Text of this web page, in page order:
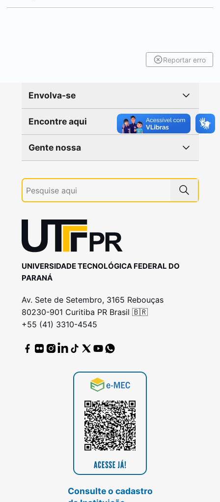
Reportar erro
Envolva-se
Encontre aqui
Gente nossa
UNIVERSIDADE TECNOLÓGICA FEDERAL DO
PARANÁ
Av. Sete de Setembro, 3165 Rebouças
80230-901 Curitiba PR Brasil 🇧🇷
+55 (41) 3310-4545
Consulte o cadastro